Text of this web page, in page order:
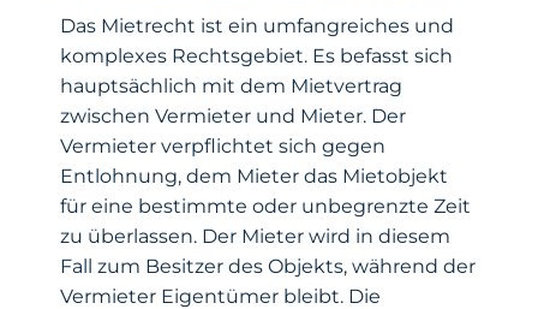
Das Mietrecht ist ein umfangreiches und
komplexes Rechtsgebiet. Es befasst sich
hauptsächlich mit dem Mietvertrag
zwischen Vermieter und Mieter. Der
Vermieter verpflichtet sich gegen
Entlohnung, dem Mieter das Mietobjekt
für eine bestimmte oder unbegrenzte Zeit
zu überlassen. Der Mieter wird in diesem
Fall zum Besitzer des Objekts, während der
Vermieter Eigentümer bleibt. Die